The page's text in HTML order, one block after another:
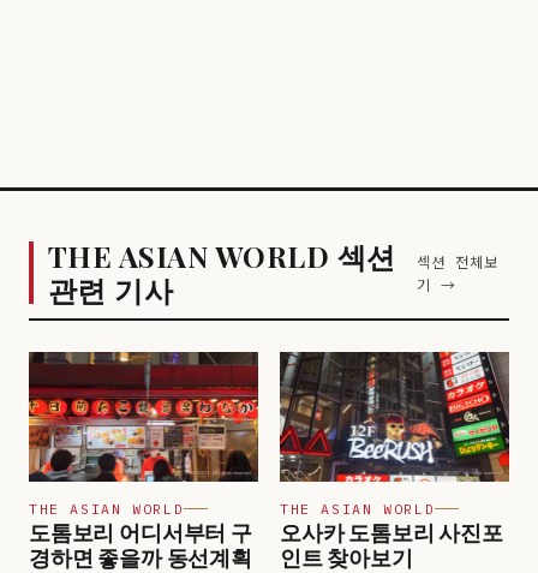
THE ASIAN WORLD 섹션
관련 기사
섹션 전체보
기 →
THE ASIAN WORLD
도톰보리 어디서부터 구
경하면 좋을까 동선계획
THE ASIAN WORLD
오사카 도톰보리 사진포
인트 찾아보기